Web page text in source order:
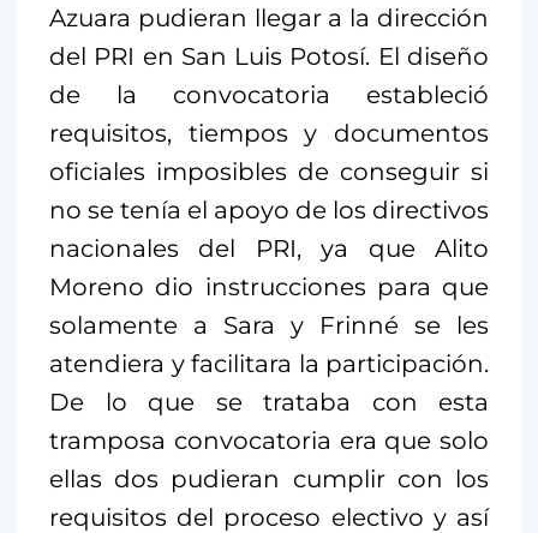
Azuara pudieran llegar a la dirección
del PRI en San Luis Potosí. El diseño
de la convocatoria estableció
requisitos, tiempos y documentos
oficiales imposibles de conseguir si
no se tenía el apoyo de los directivos
nacionales del PRI, ya que Alito
Moreno dio instrucciones para que
solamente a Sara y Frinné se les
atendiera y facilitara la participación.
De lo que se trataba con esta
tramposa convocatoria era que solo
ellas dos pudieran cumplir con los
requisitos del proceso electivo y así